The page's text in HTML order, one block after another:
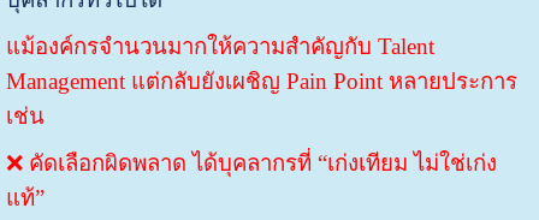
แม้องค์กรจำนวนมากให้ความสำคัญกับ Talent
Management แต่กลับยังเผชิญ Pain Point หลายประการ
เช่น
❌ คัดเลือกผิดพลาด ได้บุคลากรที่ “เก่งเทียม ไม่ใช่เก่ง
แท้”